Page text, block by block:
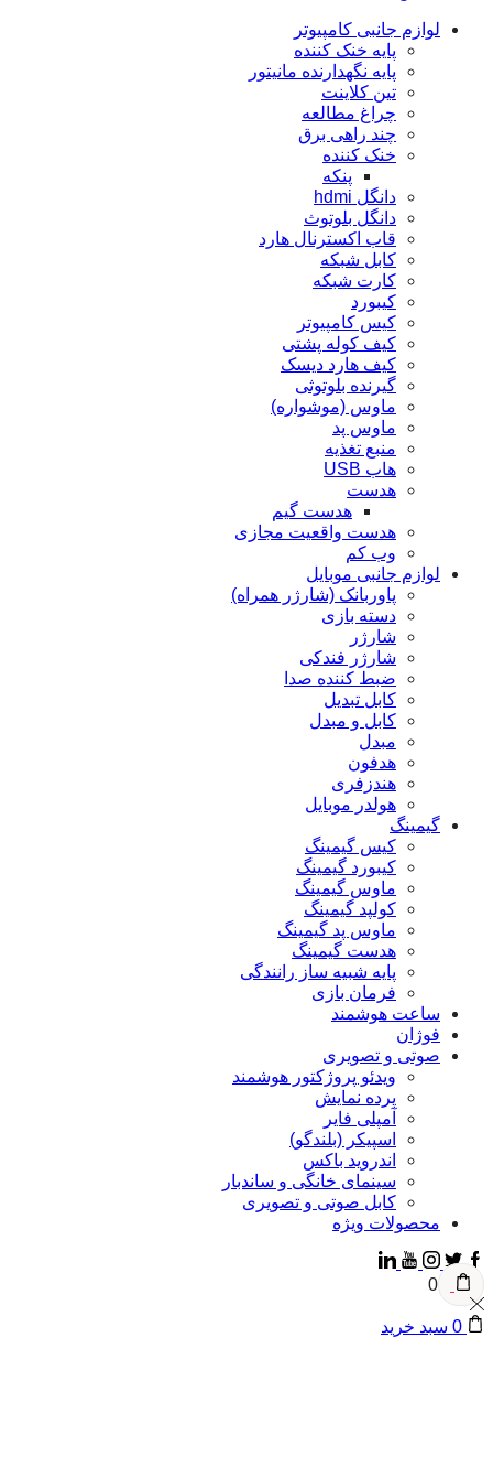
لوازم جانبی کامپیوتر
پایه خنک کننده
پایه نگهدارنده مانیتور
تین کلاینت
چراغ مطالعه
چند راهی برق
خنک کننده
پنکه
دانگل hdmi
دانگل بلوتوث
قاب اکسترنال هارد
کابل شبکه
کارت شبکه
کيبورد
کیس کامپیوتر
کیف کوله پشتی
کیف هارد دیسک
گیرنده بلوتوثی
ماوس (موشواره)
ماوس پد
منبع تغذیه
هاب USB
هدست
هدست گیم
هدست واقعیت مجازی
وب کم
لوازم جانبی موبایل
پاوربانک (شارژر همراه)
دسته بازی
شارژر
شارژر فندکی
ضبط کننده صدا
کابل تبدیل
کابل و مبدل
مبدل
هدفون
هندزفری
هولدر موبایل
گیمینگ
کیس گیمینگ
کیبورد گیمینگ
ماوس گیمینگ
کولپد گیمینگ
ماوس پد گیمینگ
هدست گیمینگ
پایه شبیه ساز رانندگی
فرمان بازی
ساعت هوشمند
فوژان
صوتی و تصویری
ویدئو پروژکتور هوشمند
پرده نمایش
آمپلی فایر
اسپیکر (بلندگو)
اندروید باکس
سینمای خانگی و ساندبار
کابل صوتی و تصویری
محصولات ویژه
Instagram
Youtube
Linkedin
0
سبد خرید